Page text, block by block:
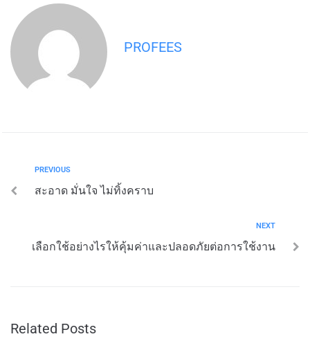
PROFEES
PREVIOUS
สะอาด มั่นใจ ไม่ทิ้งคราบ
NEXT
เลือกใช้อย่างไรให้คุ้มค่าและปลอดภัยต่อการใช้งาน
Related Posts